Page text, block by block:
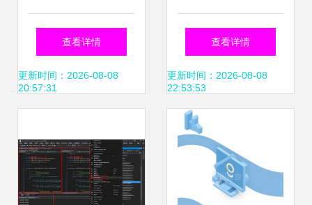
数字经济的蓄力崛
起
查看详情
更新时间：2026-08-08
20:57:31
与会员管理系统优
选恒汇科技
查看详情
更新时间：2026-08-08
22:53:53